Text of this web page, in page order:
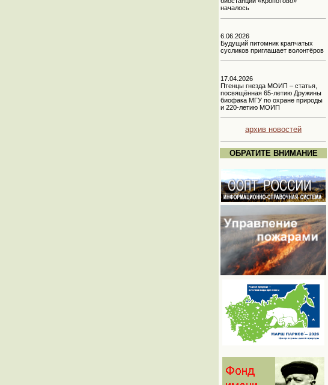
началось
6.06.2026
Будущий питомник крапчатых
сусликов приглашает волонтёров
17.04.2026
Птенцы гнезда МОИП – статья,
посвящённая 65-летию Дружины
биофака МГУ по охране природы
и 220-летию МОИП
архив новостей
ОБРАТИТЕ ВНИМАНИЕ